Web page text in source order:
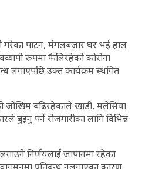
गरेका पाटन, मंगलबजार घर भई हाल
रूपमा फैलिरहेको कोरोना
लगाएपछि उक्त कार्यक्रम स्थगित
जोखिम बढिरहेकाले खाडी, मलेसिया
पर्ने रोजगारीका लागि विभिन्न
निर्णयलाई जापानमा रहेका